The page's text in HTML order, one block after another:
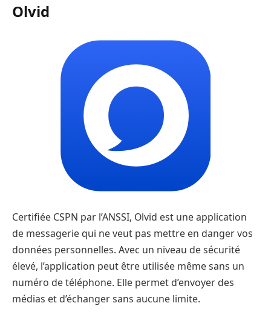
Olvid
Certifiée CSPN par l’ANSSI, Olvid est une application
de messagerie qui ne veut pas mettre en danger vos
données personnelles. Avec un niveau de sécurité
élevé, l’application peut être utilisée même sans un
numéro de téléphone. Elle permet d’envoyer des
médias et d’échanger sans aucune limite.